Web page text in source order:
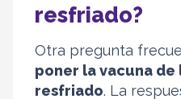
resfriado?
Otra pregunta
poner la vacuna
resfriado. La